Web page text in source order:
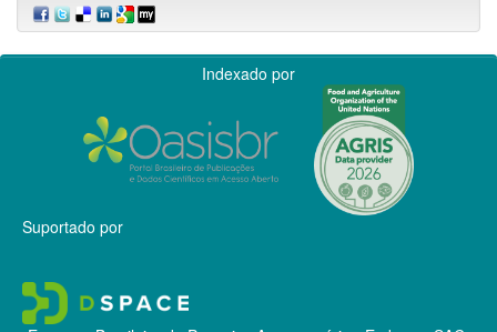
Indexado por
Suportado por